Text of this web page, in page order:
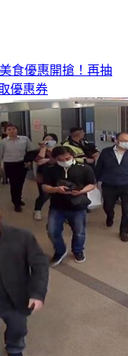
食優惠開搶！再抽
優惠券